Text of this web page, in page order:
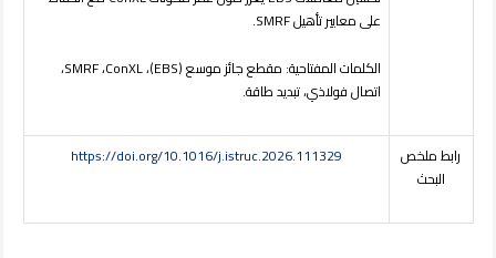
على معايير تأهيلSMRF
.
الكلمات المفتاحية: مقطع جائز موسع(EBS)،ConXL،SMRF،
اتصال فولاذي، تبديد طاقة.
رابط ملخص
البحث
https://doi.org/10.1016/j.istruc.2026.111329